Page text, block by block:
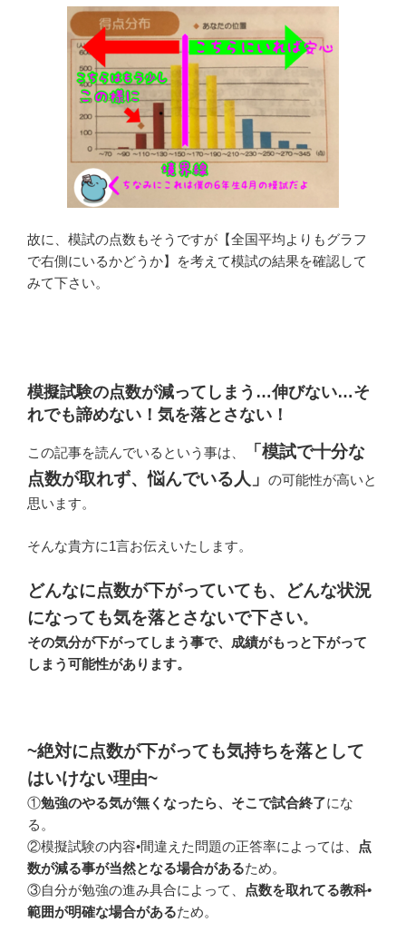
故に、模試の点数もそうですが【全国平均よりもグラフ
で右側にいるかどうか】を考えて模試の結果を確認して
みて下さい。
模擬試験の点数が減ってしまう…伸びない…そ
れでも諦めない！気を落とさない！
この記事を読んでいるという事は、
「模試で十分な
点数が取れず、悩んでいる人」 の可能性が高いと
思います。
そんな貴方に1言お伝えいたします。
どんなに点数が下がっていても、どんな状況
になっても気を落とさないで下さい。
その気分が下がってしまう事で、成績がもっと下がって
しまう可能性があります。
~絶対に点数が下がっても気持ちを落として
はいけない理由~
①勉強のやる気が無くなったら、そこで試合終了にな
る。
②模擬試験の内容•間違えた問題の正答率によっては、
点
数が減る事が当然となる場合があるため。
③自分が勉強の進み具合によって、
点数を取れてる教科•
範囲が明確な場合があるため。